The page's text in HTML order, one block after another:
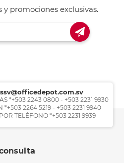
y promociones exclusivas.
*+503 2243 0800 - +503 2231 9930
*+503 2264 5219 - +503 2231 9940
TELÉFONO *+503 2231 9939